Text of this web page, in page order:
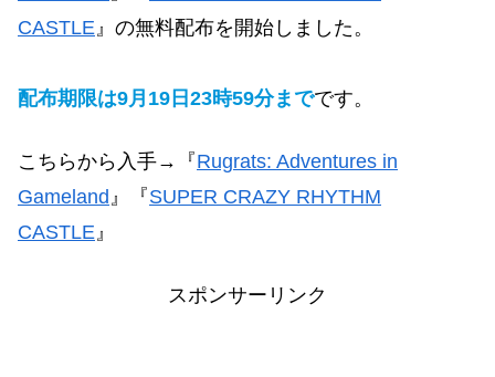
CASTLE』の無料配布を開始しました。
配布期限は9月 19日 23時59分までです。
こちらから入手→『Rugrats: Adventures in
Gameland 』『SUPER CRAZY RHYTHM
CASTLE』
スポンサーリンク